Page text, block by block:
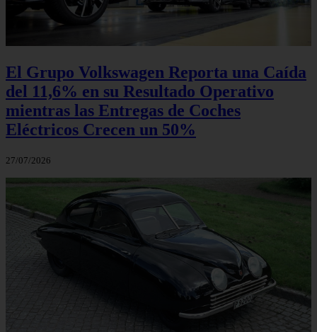
El Grupo Volkswagen Reporta una Caída
del 11,6% en su Resultado Operativo
mientras las Entregas de Coches
Eléctricos Crecen un 50%
27/07/2026